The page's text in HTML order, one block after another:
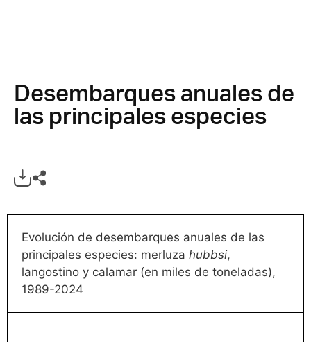
Desembarques anuales de
las principales especies
Evolución de desembarques anuales de las
principales especies: merluza hubbsi,
langostino y calamar (en miles de toneladas),
1989-2024